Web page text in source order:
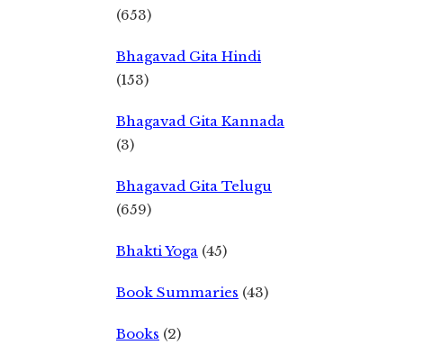
(653)
Bhagavad Gita Hindi
(153)
Bhagavad Gita Kannada
(3)
Bhagavad Gita Telugu
(659)
Bhakti Yoga (45)
Book Summaries (43)
Books (2)